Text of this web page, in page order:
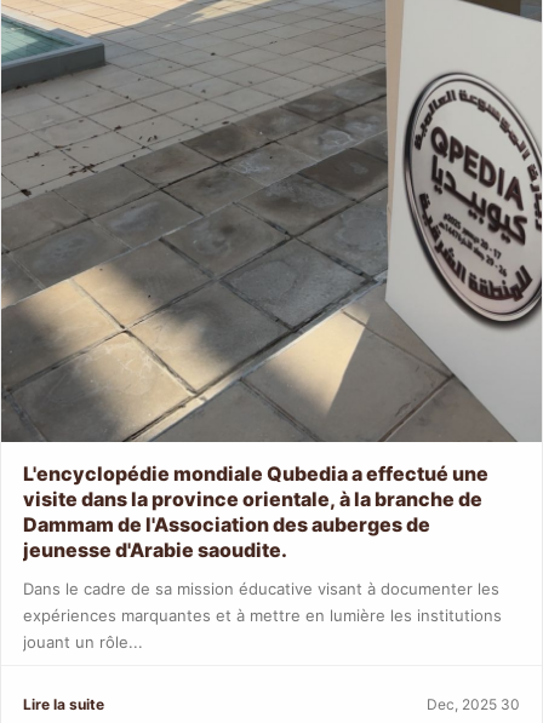
L'encyclopédie mondiale Qubedia a effectué une
visite dans la province orientale, à la branche de
Dammam de l'Association des auberges de
jeunesse d'Arabie saoudite.
Dans le cadre de sa mission éducative visant à documenter les
expériences marquantes et à mettre en lumière les institutions
jouant un rôle...
Lire la suite Dec, 2025 30